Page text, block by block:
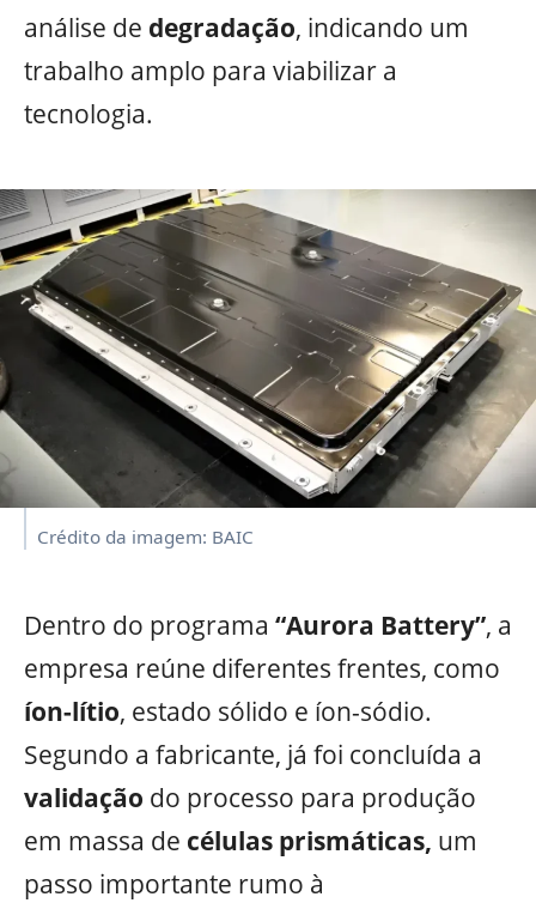
análise de degradação, indicando um
trabalho amplo para viabilizar a
tecnologia.
Crédito da imagem: BAIC
Dentro do programa “Aurora Battery”, a
empresa reúne diferentes frentes, como
íon-lítio, estado sólido e íon-sódio.
Segundo a fabricante, já foi concluída a
validação do processo para produção
em massa de células prismáticas, um
passo importante rumo à